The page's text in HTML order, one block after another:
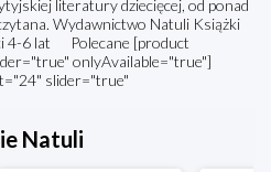
literatury dziecięcej, od ponad
Wydawnictwo Natuli Książki
4-6 lat Polecane [product
onlyAvailable="true"]
slider="true"
Natuli